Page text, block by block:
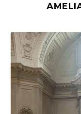
Málaga,
Porras y
«La cocina
del pueblo